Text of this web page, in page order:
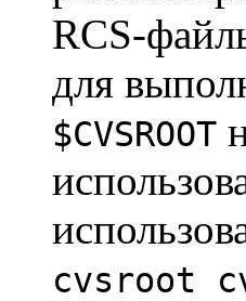
RCS-
для
$CVSROOT
cvsroot